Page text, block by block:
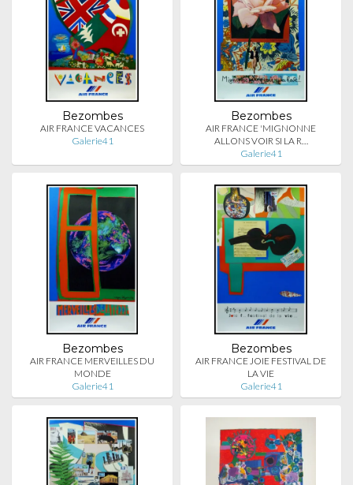
Bezombes
AIR FRANCE VACANCES
Galerie41
Bezombes
AIR FRANCE 'MIGNONNE
ALLONS VOIR SI LA R…
Galerie41
Bezombes
AIR FRANCE MERVEILLES DU
MONDE
Galerie41
Bezombes
AIR FRANCE JOIE FESTIVAL DE
LA VIE
Galerie41